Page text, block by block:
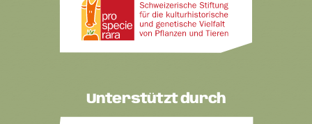
Unterstützt durch